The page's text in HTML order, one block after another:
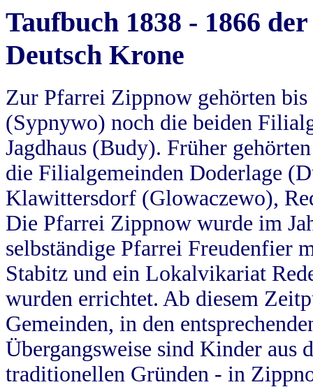
Taufbuch 1838 - 1866
Deutsch Krone
Zur Pfarrei Zippnow gehörten
(Sypnywo) noch die beiden
Jagdhaus (Budy). Früher
die Filialgemeinden Doderlage
Klawittersdorf (Glowaczewo),
Die Pfarrei Zippnow wurde im
selbständige Pfarrei Freudenfier
Stabitz und ein Lokalvikariat
wurden errichtet. Ab diesem
Gemeinden, in den
Übergangsweise sind Kinder aus
traditionellen Gründen - in